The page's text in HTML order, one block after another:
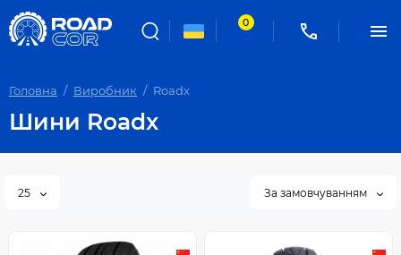
0
Головна Виробник Roadx
Шини Roadx
25 За замовчуванням